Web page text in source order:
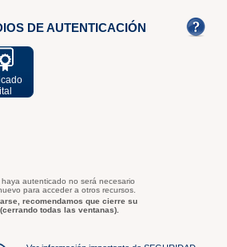
DE AUTENTICACIÓN
autenticado no será necesario
para acceder a otros recursos.
recomendamos que cierre su
todas las ventanas).